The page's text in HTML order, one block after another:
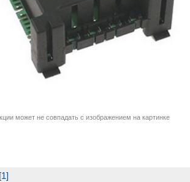
может не совпадать с изображением на картинке